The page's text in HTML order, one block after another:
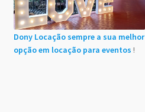
Chácaras em Botucatu
Contact
Dony Locação sempre a sua melhor
opção em locação para eventos !